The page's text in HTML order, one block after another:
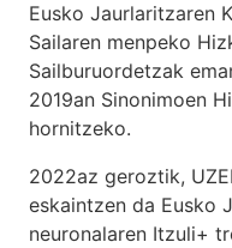
Eusko Jaurlaritzaren
Sailaren menpeko
Sailburuordetzak
2019an Sinonimoen
hornitzeko.
2022az geroztik,
eskaintzen da Eusko
neuronalaren Itzuli+